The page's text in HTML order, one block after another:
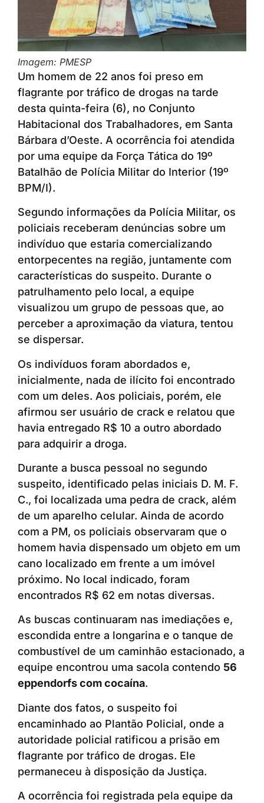
Imagem: PMESP
Um homem de 22 anos foi preso em
flagrante por tráfico de drogas na tarde
desta quinta-feira (6), no Conjunto
Habitacional dos Trabalhadores, em Santa
Bárbara d’Oeste. A ocorrência foi atendida
por uma equipe da Força Tática do 19º
Batalhão de Polícia Militar do Interior (19º
BPM/I).
Segundo informações da Polícia Militar, os
policiais receberam denúncias sobre um
indivíduo que estaria comercializando
entorpecentes na região, juntamente com
características do suspeito. Durante o
patrulhamento pelo local, a equipe
visualizou um grupo de pessoas que, ao
perceber a aproximação da viatura, tentou
se dispersar.
Os indivíduos foram abordados e,
inicialmente, nada de ilícito foi encontrado
com um deles. Aos policiais, porém, ele
afirmou ser usuário de crack e relatou que
havia entregado R$ 10 a outro abordado
para adquirir a droga.
Durante a busca pessoal no segundo
suspeito, identificado pelas iniciais D. M. F.
C., foi localizada uma pedra de crack, além
de um aparelho celular. Ainda de acordo
com a PM, os policiais observaram que o
homem havia dispensado um objeto em um
cano localizado em frente a um imóvel
próximo. No local indicado, foram
encontrados R$ 62 em notas diversas.
As buscas continuaram nas imediações e,
escondida entre a longarina e o tanque de
combustível de um caminhão estacionado, a
equipe encontrou uma sacola contendo 56
eppendorfs com cocaína.
Diante dos fatos, o suspeito foi
encaminhado ao Plantão Policial, onde a
autoridade policial ratificou a prisão em
flagrante por tráfico de drogas. Ele
permaneceu à disposição da Justiça.
A ocorrência foi registrada pela equipe da